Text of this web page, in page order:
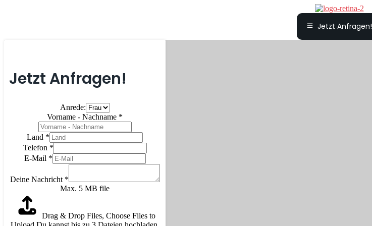
Jetzt Anfragen!
Jetzt Anfragen!
Anrede:
Vorname - Nachname *
Land *
Telefon *
E-Mail *
Deine Nachricht *
Max. 5 MB file
Drag & Drop Files, Choose Files to